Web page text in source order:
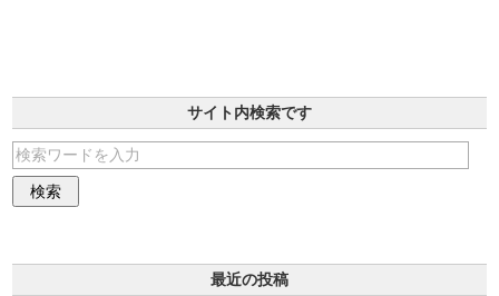
サイト内検索です
最近の投稿